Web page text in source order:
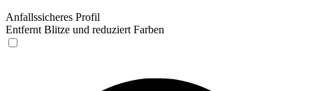
Anfallssicheres Profil
Entfernt Blitze und reduziert Farben